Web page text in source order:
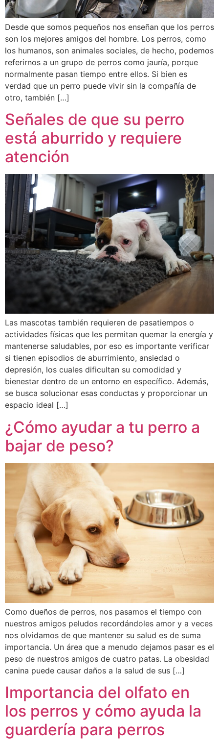
Desde que somos pequeños nos enseñan que los perros
son los mejores amigos del hombre. Los perros, como
los humanos, son animales sociales, de hecho, podemos
referirnos a un grupo de perros como jauría, porque
normalmente pasan tiempo entre ellos. Si bien es
verdad que un perro puede vivir sin la compañía de
otro, también […]
Señales de que su perro
está aburrido y requiere
atención
Las mascotas también requieren de pasatiempos o
actividades físicas que les permitan quemar la energía y
mantenerse saludables, por eso es importante verificar
si tienen episodios de aburrimiento, ansiedad o
depresión, los cuales dificultan su comodidad y
bienestar dentro de un entorno en específico. Además,
se busca solucionar esas conductas y proporcionar un
espacio ideal […]
¿Cómo ayudar a tu perro a
bajar de peso?
Como dueños de perros, nos pasamos el tiempo con
nuestros amigos peludos recordándoles amor y a veces
nos olvidamos de que mantener su salud es de suma
importancia. Un área que a menudo dejamos pasar es el
peso de nuestros amigos de cuatro patas. La obesidad
canina puede causar daños a la salud de sus […]
Importancia del olfato en
los perros y cómo ayuda la
guardería para perros